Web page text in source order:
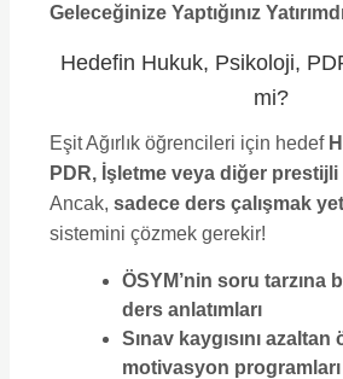
Geleceğinize Yaptığınız
Hedefin Hukuk, Psikoloji,
mi?
Eşit Ağırlık öğrencileri için hedef
PDR, İşletme veya diğer
Ancak, sadece ders çalışmak
sistemini çözmek gerekir!
ÖSYM’nin soru tarzına
ders anlatımları
Sınav kaygısını
motivasyon programları